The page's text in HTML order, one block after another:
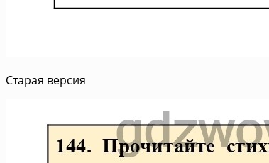
Старая версия